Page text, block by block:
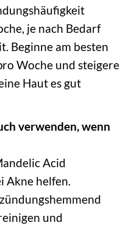
je nach Bedarf
Beginne am besten
Woche und steigere
Haut es gut
verwenden, wenn
Acid
Akne helfen.
und